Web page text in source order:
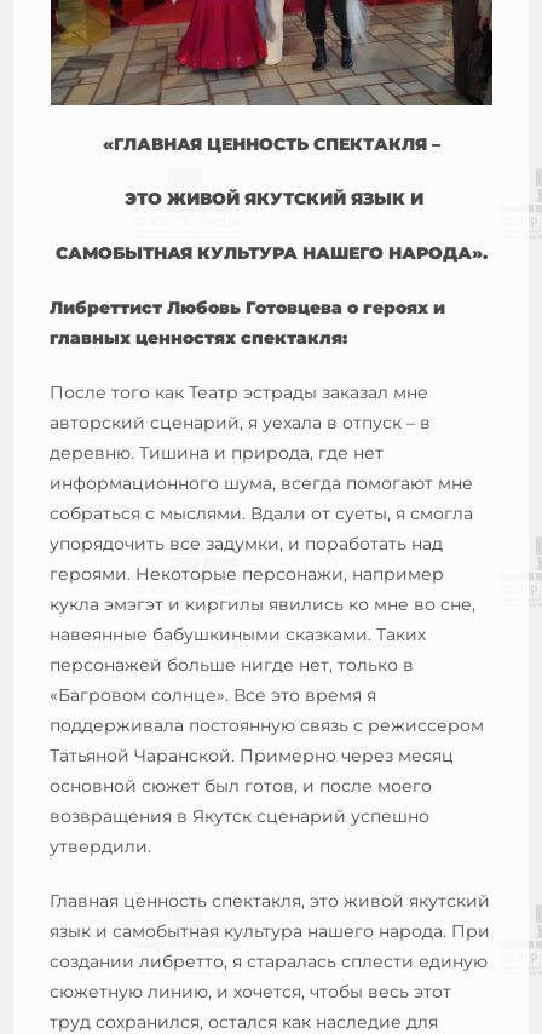
«ГЛАВНАЯ ЦЕННОСТЬ СПЕКТАКЛЯ –
ЭТО ЖИВОЙ ЯКУТСКИЙ ЯЗЫК И
САМОБЫТНАЯ КУЛЬТУРА НАШЕГО НАРОДА».
Либреттист Любовь Готовцева о героях и
главных ценностях спектакля:
После того как Театр эстрады заказал мне
авторский сценарий, я уехала в отпуск – в
деревню. Тишина и природа, где нет
информационного шума, всегда помогают мне
собраться с мыслями. Вдали от суеты, я смогла
упорядочить все задумки, и поработать над
героями. Некоторые персонажи, например
кукла эмэгэт и киргилы явились ко мне во сне,
навеянные бабушкиными сказками. Таких
персонажей больше нигде нет, только в
«Багровом солнце». Все это время я
поддерживала постоянную связь с режиссером
Татьяной Чаранской. Примерно через месяц
основной сюжет был готов, и после моего
возвращения в Якутск сценарий успешно
утвердили.
Главная ценность спектакля, это живой якутский
язык и самобытная культура нашего народа. При
создании либретто, я старалась сплести единую
сюжетную линию, и хочется, чтобы весь этот
труд сохранился, остался как наследие для